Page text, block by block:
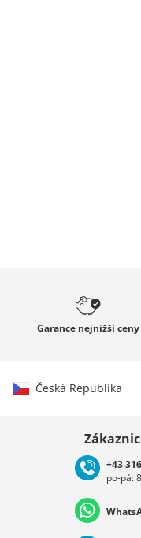
Garance nejnižší ceny
Česká Republika
Deutschland
+43
po-pá: